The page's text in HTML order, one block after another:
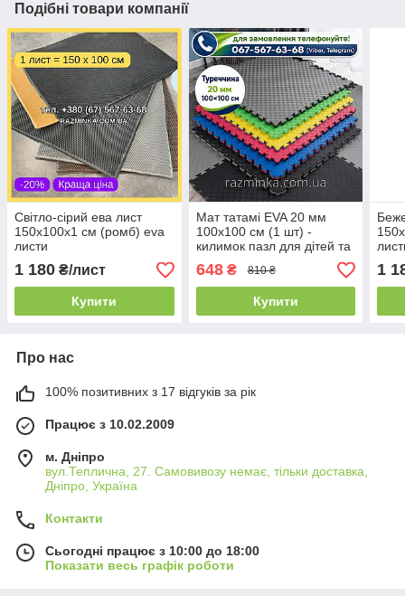
Подібні товари компанії
Світло-сірий ева лист
150х100х1 см (ромб) eva
листи
1 180 ₴/лист
Купити
Мат татамі EVA 20 мм
100х100 см (1 шт) -
килимок пазл для дітей та
спорту
648₴ 810 ₴
Купити
1
Про нас
100% позитивних з 17 відгуків за рік
Працює з 10.02.2009
м. Дніпро
вул.Теплична, 27. Самовивозу немає, тільки доставка,
Дніпро, Україна
Контакти
Сьогодні працює з 10:00 до 18:00
Показати весь графік роботи